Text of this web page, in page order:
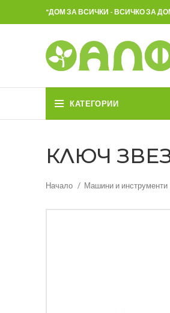
"ДОМ ЗА ВСИЧКИ - ВСИЧКО ЗА
КАТЕГОРИИ
КЛЮЧ
Начало Машини и инструменти